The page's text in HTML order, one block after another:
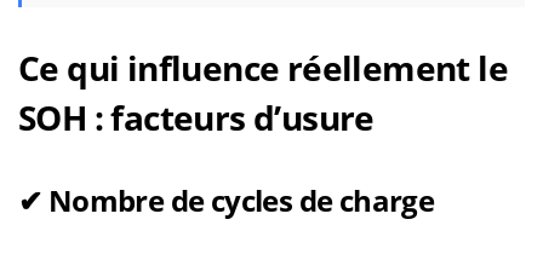
Ce qui influence réellement le
SOH : facteurs d’usure
✔ Nombre de cycles de charge